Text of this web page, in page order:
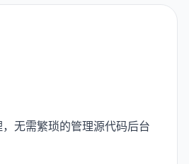
无需繁琐的管理源代码后台